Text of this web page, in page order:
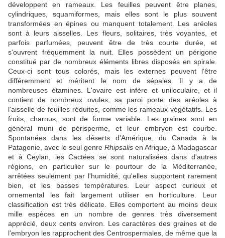
développent en rameaux. Les feuilles peuvent être planes,
cylindriques, squamiformes, mais elles sont le plus souvent
transformées en épines ou manquent totalement. Les aréoles
sont à leurs aisselles. Les fleurs, solitaires, très voyantes, et
parfois parfumées, peuvent être de très courte durée, et
s'ouvrent fréquemment la nuit. Elles possèdent un périgone
constitué par de nombreux éléments libres disposés en spirale.
Ceux-ci sont tous colorés, mais les externes peuvent l'être
différemment et méritent le nom de sépales. Il y a de
nombreuses étamines. L'ovaire est infère et uniloculaire, et il
contient de nombreux ovules; sa paroi porte des aréoles à
l'aisselle de feuilles réduites, comme les rameaux végétatifs. Les
fruits, charnus, sont de forme variable. Les graines sont en
général muni de périsperme, et leur embryon est courbe.
Spontanées dans les déserts d'Amérique, du Canada à la
Patagonie, avec le seul genre Rhipsalis en Afrique, à Madagascar
et à Ceylan, les Cactées se sont naturalisées dans d'autres
régions, en particulier sur le pourtour de la Méditerranée,
arrêtées seulement par l'humidité, qu'elles supportent rarement
bien, et les basses températures. Leur aspect curieux et
ornemental les fait largement utiliser en horticulture. Leur
classification est très délicate. Elles comportent au moins deux
mille espèces en un nombre de genres très diversement
apprécié, deux cents environ. Les caractères des graines et de
l'embryon les rapprochent des Centrospermales, de même que la